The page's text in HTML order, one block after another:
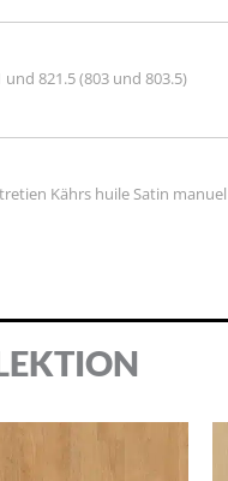
821.5 (803 und 803.5)
Kährs huile Satin manuel